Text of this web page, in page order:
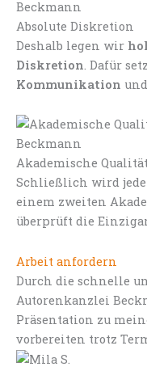
Absolute Diskretion
Deshalb legen wir
Diskretion . Dafür
Kommunikation und
Akademische
Schließlich wird
einem zweiten
überprüft die
Arbeit anfordern
Durch die schnelle
Autorenkanzlei
Präsentation zu
vorbereiten trotz